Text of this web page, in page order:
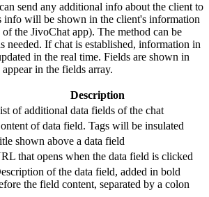
send any additional info about the client to
info will be shown in the client's information
the JivoChat app). The method can be
needed. If chat is established, information in
in the real time. Fields are shown in
in the fields array.
Description
of additional data fields of the chat
of data field. Tags will be insulated
shown above a data field
that opens when the data field is clicked
of the data field, added in bold
the field content, separated by a colon